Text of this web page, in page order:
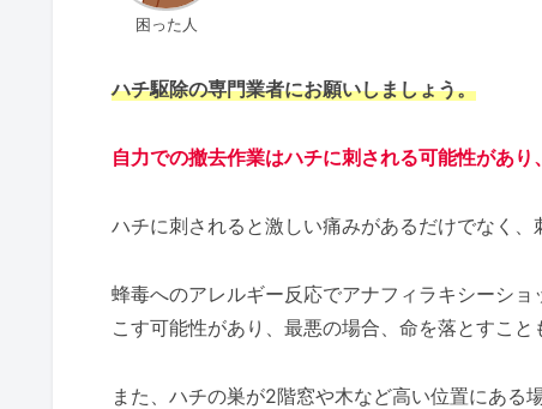
困った人
ハチ駆除の専門業者にお願いしましょう。
自力での撤去作業はハチに刺される可能性があり
ハチに刺されると激しい痛みがあるだけでなく、
蜂毒へのアレルギー反応でアナフィラキシーシ
こす可能性があり、最悪の場合、命を落とすこと
また、ハチの巣が2階窓や木など高い位置にある